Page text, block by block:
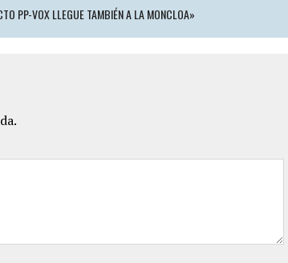
PP-VOX LLEGUE TAMBIÉN A LA MONCLOA»